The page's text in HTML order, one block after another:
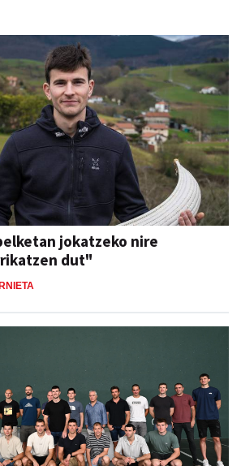
jokatzeko nire
dut"